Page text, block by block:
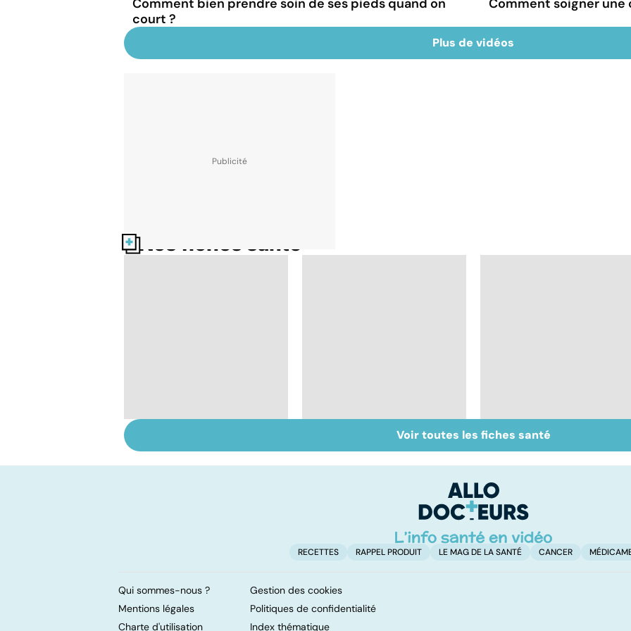
Comment bien prendre soin de ses pieds quand on
court ?
Comment soigner une
Plus de vidéos
Nos fiches santé
souffrir
Tout savoir sur les
infections
Inflammation des
amygdales : que faire
Voir toutes les fiches santé
RECETTES RAPPEL PRODUIT LE MAG DE LA SANTÉ CANCER
Qui sommes-nous ?
Gestion des cookies
Mentions légales
Politiques de confidentialité
Charte d'utilisation
Index thématique